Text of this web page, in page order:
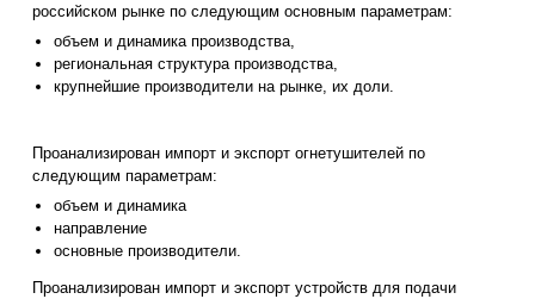
российском рынке по следующим основным параметрам:
объем и динамика производства,
региональная структура производства,
крупнейшие производители на рынке, их доли.
Проанализирован импорт и экспорт огнетушителей по
следующим параметрам:
объем и динамика
направление
основные производители.
Проанализирован импорт и экспорт устройств для подачи